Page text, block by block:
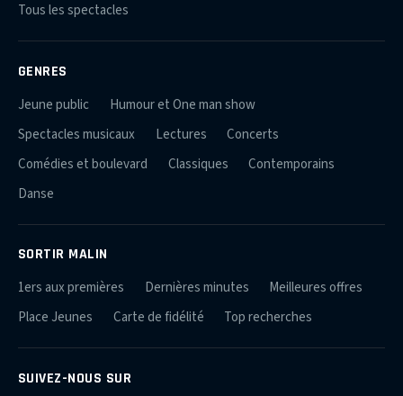
Tous les spectacles
GENRES
Jeune public
Humour et One man show
Spectacles musicaux
Lectures
Concerts
Comédies et boulevard
Classiques
Contemporains
Danse
SORTIR MALIN
1ers aux premières Dernières minutes
Meilleures offres
Place Jeunes
Carte de fidélité Top recherches
SUIVEZ-NOUS SUR